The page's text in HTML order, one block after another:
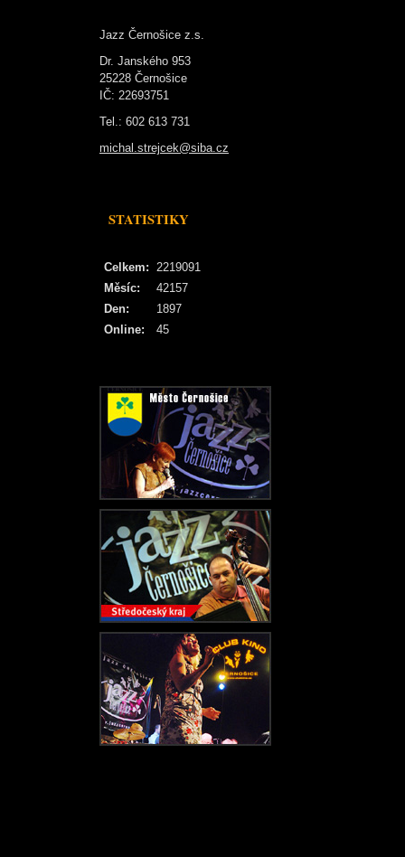
Jazz Černošice z.s.
Dr. Janského 953
25228 Černošice
IČ: 22693751
Tel.: 602 613 731
michal.strejcek@siba.cz
STATISTIKY
Online: 45
Celkem: 2219091
Měsíc:
42157
Den:
1897